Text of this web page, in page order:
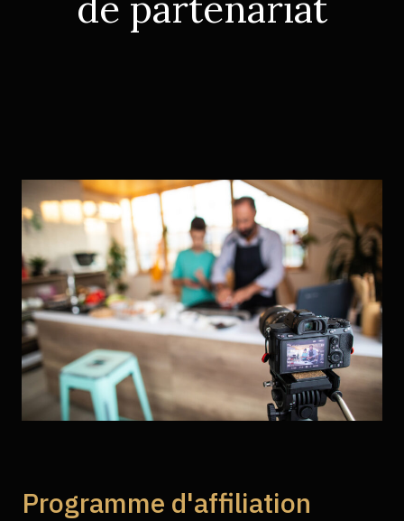
Programme d'affiliation